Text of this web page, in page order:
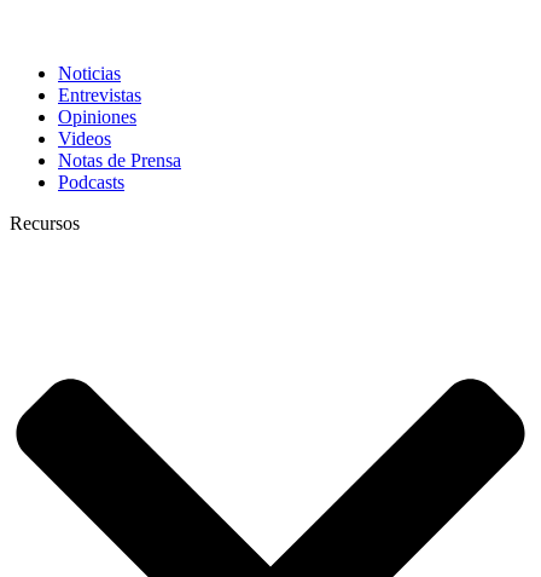
Noticias
Entrevistas
Opiniones
Videos
Notas de Prensa
Podcasts
Recursos